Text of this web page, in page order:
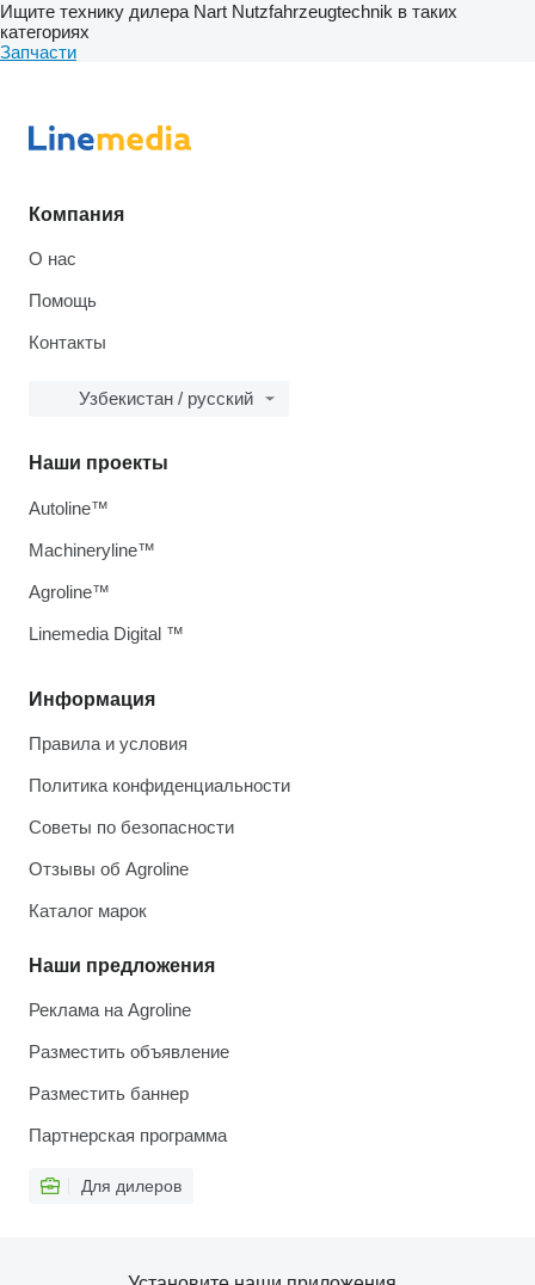
Ищите технику дилера Nart Nutzfahrzeugtechnik в таких
категориях
Запчасти
Компания
О нас
Помощь
Контакты
Узбекистан / русский
Информация
Правила и условия
Политика конфиденциальности
Советы по безопасности
Отзывы об Agroline
Каталог марок
Наши предложения
Реклама на Agroline
Разместить объявление
Разместить баннер
Партнерская программа
Для дилеров
Наши проекты
Autoline™
Machineryline™
Agroline™
Linemedia Digital ™